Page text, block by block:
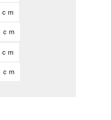
ｍ
ｍ
ｍ
ｍ